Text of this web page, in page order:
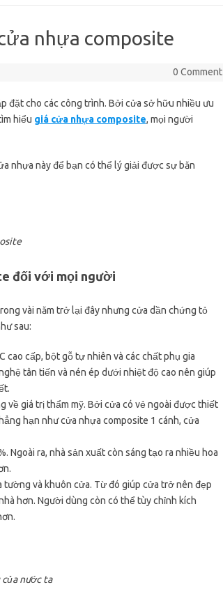
nhựa composite
0 Comment
đặt cho các công trình. Bởi cửa sở hữu nhiều ưu
hiểu giá cửa nhựa composite, mọi người
nhựa này để bạn có thể lý giải được sự băn
đối với mọi người
vài năm trở lại đây nhưng cửa dần chứng tỏ
sau:
cao cấp, bột gỗ tự nhiên và các chất phụ gia
tân tiến và nén ép dưới nhiệt độ cao nên giúp
về giá trị thẩm mỹ. Bởi cửa có vẻ ngoài được thiết
hạn như cửa nhựa composite 1 cánh, cửa
Ngoài ra, nhà sản xuất còn sáng tạo ra nhiều hoa
và khuôn cửa. Từ đó giúp cửa trở nên đẹp
hơn. Người dùng còn có thể tùy chỉnh kích
nước ta